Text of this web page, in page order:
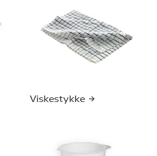
Viskestykke